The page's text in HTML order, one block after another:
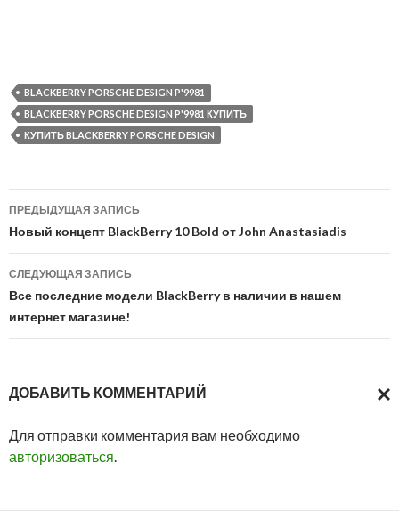
BLACKBERRY PORSCHE DESIGN P'9981
BLACKBERRY PORSCHE DESIGN P'9981 КУПИТЬ
КУПИТЬ BLACKBERRY PORSCHE DESIGN
Навигация
по
записям
ПРЕДЫДУЩАЯ ЗАПИСЬ
Новый концепт BlackBerry 10 Bold от John Anastasiadis
СЛЕДУЮЩАЯ ЗАПИСЬ
Все последние модели BlackBerry в наличии в нашем
интернет магазине!
ДОБАВИТЬ КОММЕНТАРИЙ
Для отправки комментария вам необходимо
авторизоваться